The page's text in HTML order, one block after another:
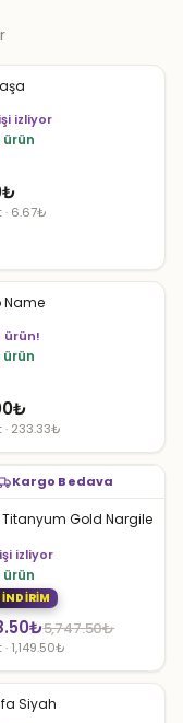
izliyor
ürün
₺
6.67₺
Name
izliyor
ürün
₺
233.33₺
Kargo Bedava
Titanyum Gold Nargile
izliyor
ürün
5,747.50₺
₺
1,149.50₺
Siyah